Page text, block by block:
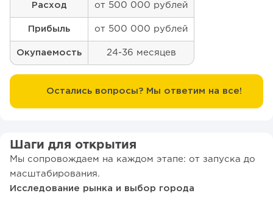
Расход от 500 000 рублей
Прибыль от 500 000 рублей
Окупаемость 24-36 месяцев
Остались вопросы? Мы ответим на все!
Шаги для открытия
Мы сопровождаем на каждом этапе: от запуска до
масштабирования.
Исследование рынка и выбор города